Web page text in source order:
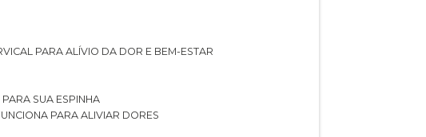
PARA ALÍVIO DA DOR E BEM-ESTAR
PARA SUA ESPINHA
PARA ALIVIAR DORES